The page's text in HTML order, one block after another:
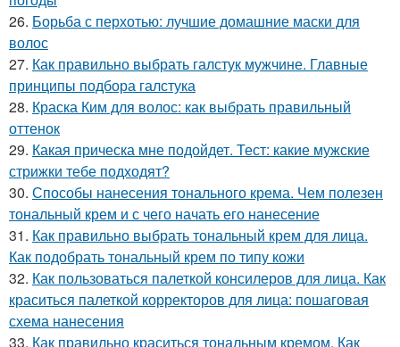
26. Борьба с перхотью: лучшие домашние маски для
волос
27. Как правильно выбрать галстук мужчине. Главные
принципы подбора галстука
28. Краска Ким для волос: как выбрать правильный
оттенок
29. Какая прическа мне подойдет. Тест: какие мужские
стрижки тебе подходят?
30. Способы нанесения тонального крема. Чем полезен
тональный крем и с чего начать его нанесение
31. Как правильно выбрать тональный крем для лица.
Как подобрать тональный крем по типу кожи
32. Как пользоваться палеткой консилеров для лица. Как
краситься палеткой корректоров для лица: пошаговая
схема нанесения
33. Как правильно краситься тональным кремом. Как